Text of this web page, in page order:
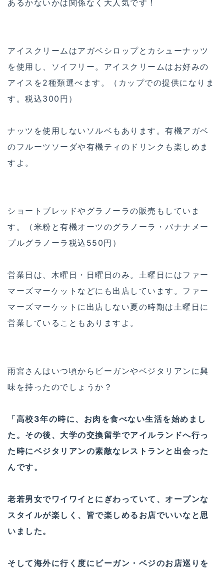
あるかないかは関係なく大人気です！
アイスクリームはアガベシロップとカシューナッツ
を使用し、ソイフリー。アイスクリームはお好みの
アイスを2種類選べます。（カップでの提供になりま
す。税込300円）
ナッツを使用しないソルベもあります。有機アガベ
のフルーツソーダや有機ティのドリンクも楽しめま
すよ。
ショートブレッドやグラノーラの販売もしていま
す。（米粉と有機オーツのグラノーラ・バナナメー
プルグラノーラ税込550円）
営業日は、木曜日・日曜日のみ。土曜日にはファー
マーズマーケットなどにも出店しています。ファー
マーズマーケットに出店しない夏の時期は土曜日に
営業していることもありますよ。
雨宮さんはいつ頃からビーガンやベジタリアンに興
味を持ったのでしょうか？
「高校3年の時に、お肉を食べない生活を始めまし
た。その後、大学の交換留学でアイルランドへ行っ
た時にベジタリアンの素敵なレストランと出会った
んです。
老若男女でワイワイとにぎわっていて、オープンな
スタイルが楽しく、皆で楽しめるお店でいいなと思
いました。
そして海外に行く度にビーガン・ベジのお店巡りを